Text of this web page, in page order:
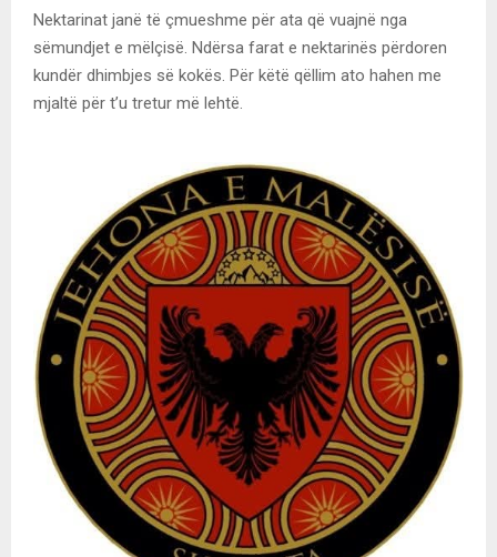
Nektarinat janë të çmueshme për ata që vuajnë nga
sëmundjet e mëlçisë. Ndërsa farat e nektarinës përdoren
kundër dhimbjes së kokës. Për këtë qëllim ato hahen me
mjaltë për t’u tretur më lehtë.